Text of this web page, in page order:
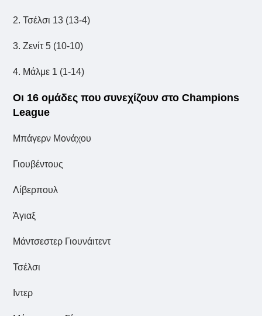
2. Τσέλσι 13 (13-4)
3. Ζενίτ 5 (10-10)
4. Μάλμε 1 (1-14)
Οι 16 ομάδες που συνεχίζουν στο Champions
League
Μπάγερν Μονάχου
Γιουβέντους
Λίβερπουλ
Άγιαξ
Μάντσεστερ Γιουνάιτεντ
Τσέλσι
Ιντερ